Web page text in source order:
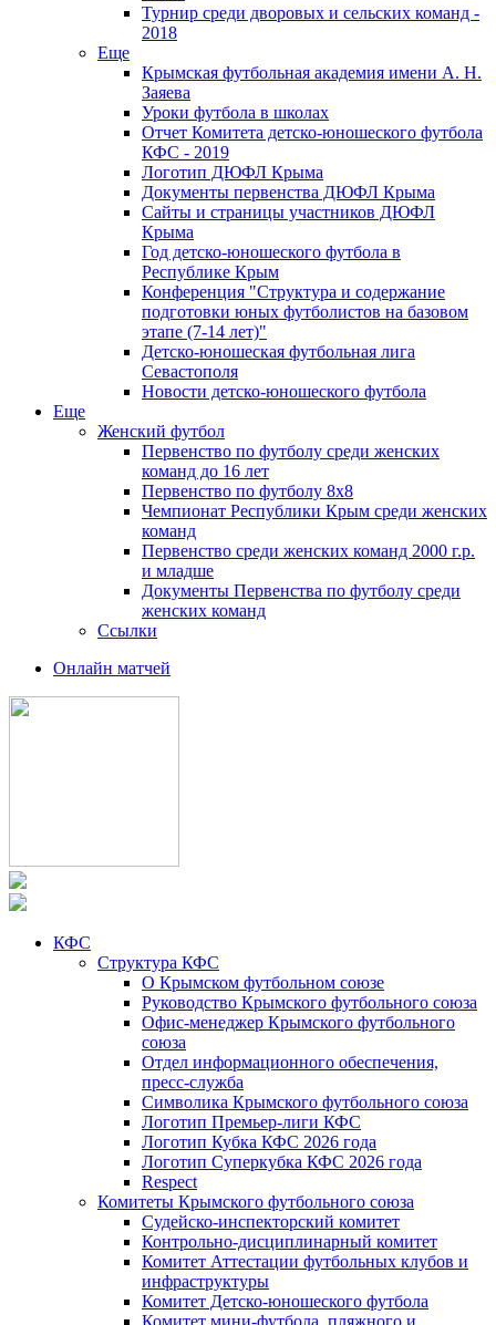
Турнир среди дворовых и сельских команд -
2018
Еще
Крымская футбольная академия имени А. Н.
Заяева
Уроки футбола в школах
Отчет Комитета детско-юношеского футбола
КФС - 2019
Логотип ДЮФЛ Крыма
Документы первенства ДЮФЛ Крыма
Сайты и страницы участников ДЮФЛ
Крыма
Год детско-юношеского футбола в
Республике Крым
Конференция "Структура и содержание
подготовки юных футболистов на базовом
этапе (7-14 лет)"
Детско-юношеская футбольная лига
Севастополя
Новости детско-юношеского футбола
Еще
Женский футбол
Первенство по футболу среди женских
команд до 16 лет
Первенство по футболу 8х8
Чемпионат Республики Крым среди женских
команд
Первенство среди женских команд 2000 г.р.
и младше
Документы Первенства по футболу среди
женских команд
Ссылки
Онлайн матчей
КФС
Структура КФС
О Крымском футбольном союзе
Руководство Крымского футбольного союза
Офис-менеджер Крымского футбольного
союза
Отдел информационного обеспечения,
пресс-служба
Символика Крымского футбольного союза
Логотип Премьер-лиги КФС
Логотип Кубка КФС 2026 года
Логотип Суперкубка КФС 2026 года
Respect
Комитеты Крымского футбольного союза
Судейско-инспекторский комитет
Контрольно-дисциплинарный комитет
Комитет Аттестации футбольных клубов и
инфраструктуры
Комитет Детско-юношеского футбола
Комитет мини-футбола, пляжного и